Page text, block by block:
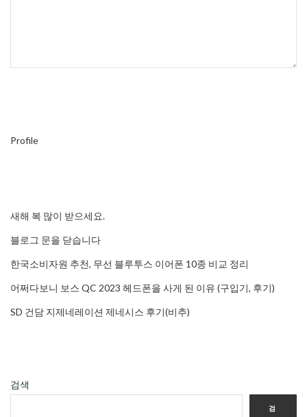
Profile
새해 복 많이 받으세요.
블로그 문을 닫습니다
한국소비자원 추천, 무선 블루투스 이어폰 10종 비교 정리
어쩌다보니 보스 QC 2023 헤드폰을 사게 된 이유 (구입기, 후기)
SD 건담 지제네레이션 제네시스 후기(비추)
검색
검